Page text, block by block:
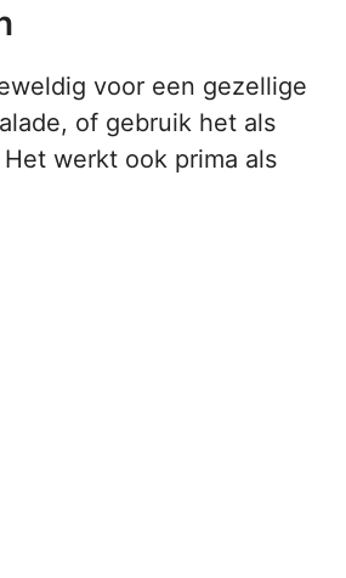
voor een gezellige
of gebruik het als
Het werkt ook prima als